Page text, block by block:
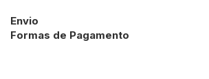
Envio
Formas de Pagamento